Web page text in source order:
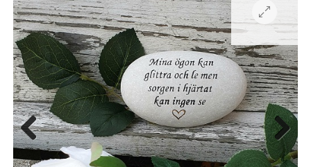
Previous Next